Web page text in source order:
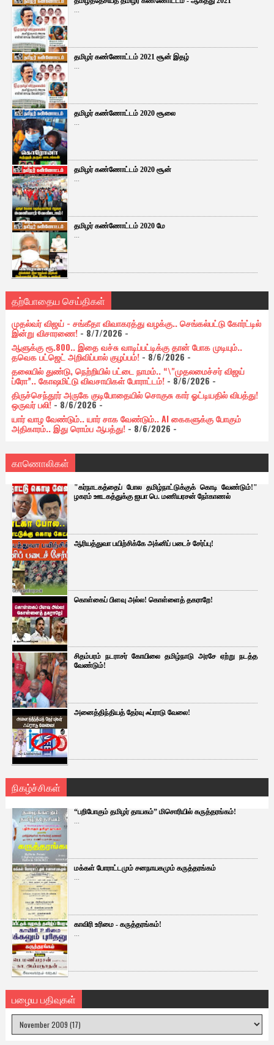
...
தமிழர் கண்ணோட்டம் 2021 சூன் இதழ்
...
தமிழர் கண்ணோட்டம் 2020 சூலை
...
தமிழர் கண்ணோட்டம் 2020 சூன்
...
தமிழர் கண்ணோட்டம் 2020 மே
...
தற்போதைய செய்திகள்
முதல்வர் விஜய் - சங்கீதா விவாகரத்து வழக்கு.. செங்கல்பட்டு கோர்ட்டில்
இன்று விசாரணை!- 8/7/2026 -
ஆளுக்கு ரூ.800.. இதை வச்சு வாடிப்பட்டிக்கு தான் போக முடியும்..
தவெக பட்ஜெட் அறிவிப்பால் குழப்பம்!- 8/6/2026 -
தலையில் துண்டு, நெற்றியில் பட்டை நாமம்.. “\"முதலமைச்சர் விஜய்
ப்ரோ”.. கோஷமிட்டு விவசாயிகள் போராட்டம்!- 8/6/2026 -
திருச்செந்தூர் அருகே குடிபோதையில் சொகுசு கார் ஓட்டியதில் விபத்து!
ஒருவர் பலி!- 8/6/2026-
யார் வாழ வேண்டும்.. யார் சாக வேண்டும்.. AI கைகளுக்கு போகும்
அதிகாரம்.. இது ரொம்ப ஆபத்து!- 8/6/2026 -
காணொலிகள்
"கர்நாடகத்தைப் போல தமிழ்நாட்டுக்குக் கொடி வேண்டும்!"
ழகரம் ஊடகத்துக்கு ஐயா பெ. மணியரசன் நோ்காணல்
ஆரியத்துவா பயிற்சிக்கே அக்னிப் படைச் சேர்ப்பு!
கொள்கைப் பிளவு அல்ல! கொள்ளைத் தகராறே!
சிதம்பரம் நடராசர் கோயிலை தமிழ்நாடு அரசே ஏற்று நடத்த
வேண்டும்!
அனைத்திந்தியத் தேர்வு ஃப்ராடு வேலை!
நிகழ்ச்சிகள்
“பறிபோகும் தமிழர் தாயகம்” மிசொரியில் கருத்தரங்கம்!
...
மக்கள் போராட்டமும் சனநாயகமும் கருத்தரங்கம்
...
காவிரி உரிமை - கருத்தரங்கம்!
...
பழைய பதிவுகள்